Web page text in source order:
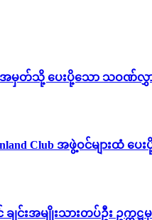
းအမှတ်သို့ ပေးပို့သော သဝဏ်လွှ
Club အဖွဲ့ဝင်များထံ ပေ
ျင်းအမျိုးသားတပ်ဦး ဥက္ကဋ္ဌ